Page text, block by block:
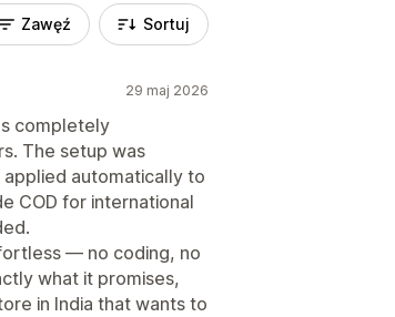
Zawęź Sortuj
29 maj 2026
completely
The setup was
applied automatically to
COD for international
— no coding, no
what it promises,
in India that wants to